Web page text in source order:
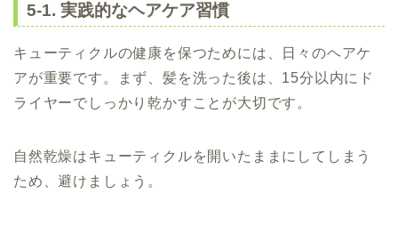
5-1. 実践的なヘアケア習慣
キューティクルの健康を保つためには、日々のヘアケ
アが重要です。まず、髪を洗った後は、15分以内にド
ライヤーでしっかり乾かすことが大切です。
自然乾燥はキューティクルを開いたままにしてしまう
ため、避けましょう。